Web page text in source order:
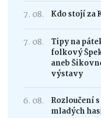
7. 08. Kdo stojí za
7. 08.
Tipy na
folkový
aneb
výstavy
6. 08.
Rozloučení
mladých